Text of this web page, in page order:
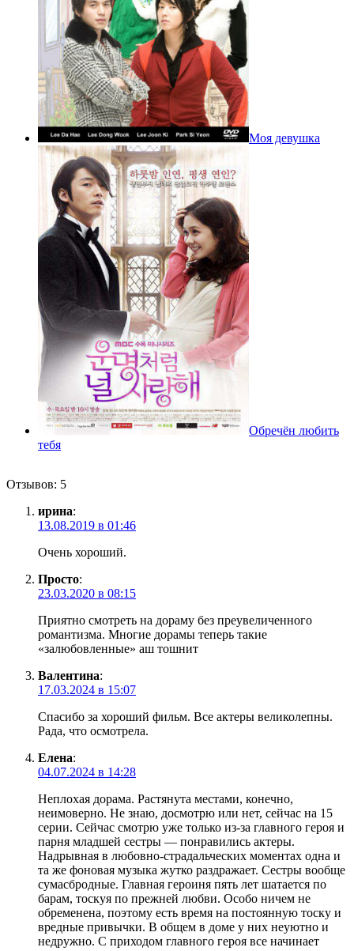
Моя девушка
Обречён любить
тебя
Отзывов: 5
ирина:
13.08.2019 в 01:46
Очень хороший.
Просто:
23.03.2020 в 08:15
Приятно смотреть на дораму без преувеличенного
романтизма. Многие дорамы теперь такие
«залюбовленные» аш тошнит
Валентина:
17.03.2024 в 15:07
Спасибо за хороший фильм. Все актеры великолепны.
Рада, что осмотрела.
Елена:
04.07.2024 в 14:28
Неплохая дорама. Растянута местами, конечно,
неимоверно. Не знаю, досмотрю или нет, сейчас на 15
серии. Сейчас смотрю уже только из-за главного героя и
парня младшей сестры — понравились актеры.
Надрывная в любовно-страдальческих моментах одна и
та же фоновая музыка жутко раздражает. Сестры вообще
сумасбродные. Главная героиня пять лет шатается по
барам, тоскуя по прежней любви. Особо ничем не
обременена, поэтому есть время на постоянную тоску и
вредные привычки. В общем в доме у них неуютно и
недружно. С приходом главного героя все начинает